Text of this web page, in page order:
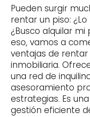
Pueden surgir
rentar un piso:
¿Busco alquilar mi
eso, vamos a
ventajas de
inmobiliaria.
una red de
asesoramiento
estrategias. Es
gestión eficiente